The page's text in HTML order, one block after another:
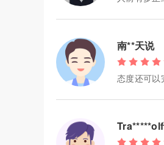
南**天说
态度还可以